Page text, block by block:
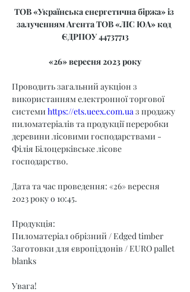
ТОВ «Українська енергетична біржа» із
залученням Агента ТОВ «ЛІС ЮА» код
ЄДРПОУ 44737713
«26» вересня 2023 року
Проводить загальний аукціон з
використанням електронної торгової
системи https://ets.ueex.com.ua з продажу
пиломатеріалів та продукції переробки
деревини лісовими господарствами -
Філія Білоцерківське лісове
господарство.
Дата та час проведення: «26» вересня
2023 року о 10:45.
Продукція:
Пиломатеріал обрізний / Edged timber
Заготовки для європіддонів / EURO pallet
blanks
Увага!